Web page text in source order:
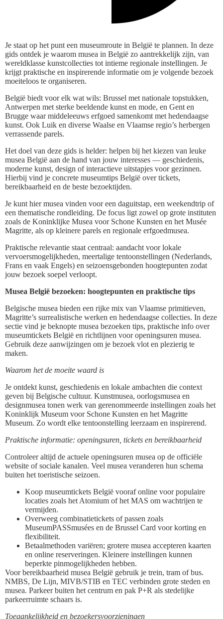
Je staat op het punt een museumroute in België te plannen. In deze
gids ontdek je waarom musea in België zo aantrekkelijk zijn, van
wereldklasse kunstcollecties tot intieme regionale instellingen. Je
krijgt praktische en inspirerende informatie om je volgende bezoek
moeiteloos te organiseren.
België biedt voor elk wat wils: Brussel met nationale topstukken,
Antwerpen met sterke beeldende kunst en mode, en Gent en
Brugge waar middeleeuws erfgoed samenkomt met hedendaagse
kunst. Ook Luik en diverse Waalse en Vlaamse regio’s herbergen
verrassende parels.
Het doel van deze gids is helder: helpen bij het kiezen van leuke
musea België aan de hand van jouw interesses — geschiedenis,
moderne kunst, design of interactieve uitstapjes voor gezinnen.
Hierbij vind je concrete museumtips België over tickets,
bereikbaarheid en de beste bezoektijden.
Je kunt hier musea vinden voor een daguitstap, een weekendtrip of
een thematische rondleiding. De focus ligt zowel op grote instituten
zoals de Koninklijke Musea voor Schone Kunsten en het Musée
Magritte, als op kleinere parels en regionale erfgoedmusea.
Praktische relevantie staat centraal: aandacht voor lokale
vervoersmogelijkheden, meertalige tentoonstellingen (Nederlands,
Frans en vaak Engels) en seizoensgebonden hoogtepunten zodat
jouw bezoek soepel verloopt.
Musea België bezoeken: hoogtepunten en praktische tips
Belgische musea bieden een rijke mix van Vlaamse primitieven,
Magritte’s surrealistische werken en hedendaagse collecties. In deze
sectie vind je beknopte musea bezoeken tips, praktische info over
museumtickets België en richtlijnen voor openingsuren musea.
Gebruik deze aanwijzingen om je bezoek vlot en plezierig te
maken.
Waarom het de moeite waard is
Je ontdekt kunst, geschiedenis en lokale ambachten die context
geven bij Belgische cultuur. Kunstmusea, oorlogsmusea en
designmusea tonen werk van gerenommeerde instellingen zoals het
Koninklijk Museum voor Schone Kunsten en het Magritte
Museum. Zo wordt elke tentoonstelling leerzaam en inspirerend.
Praktische informatie: openingsuren, tickets en bereikbaarheid
Controleer altijd de actuele openingsuren musea op de officiële
website of sociale kanalen. Veel musea veranderen hun schema
buiten het toeristische seizoen.
Koop museumtickets België vooraf online voor populaire
locaties zoals het Atomium of het MAS om wachtrijen te
vermijden.
Overweeg combinatietickets of passen zoals
MuseumPASSmusées en de Brussel Card voor korting en
flexibiliteit.
Betaalmethoden variëren; grotere musea accepteren kaarten
en online reserveringen. Kleinere instellingen kunnen
beperkte pinmogelijkheden hebben.
Voor bereikbaarheid musea België gebruik je trein, tram of bus.
NMBS, De Lijn, MIVB/STIB en TEC verbinden grote steden en
musea. Parkeer buiten het centrum en pak P+R als stedelijke
parkeerruimte schaars is.
Toegankelijkheid en bezoekersvoorzieningen